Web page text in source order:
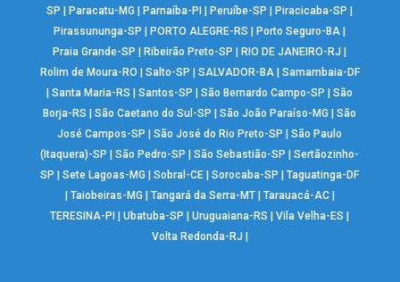
SP |Paracatu-MG |Parnaíba-PI |Peruíbe-SP |Piracicaba-SP |
Pirassununga-SP |PORTO ALEGRE-RS |Porto Seguro-BA |
Praia Grande-SP |Ribeirão Preto-SP |RIO DE JANEIRO-RJ |
Rolim de Moura-RO | Salto-SP | SALVADOR-BA| Samambaia-DF
|Santa Maria-RS |Santos-SP |São Bernardo Campo-SP |São
Borja-RS |São Caetano do Sul-SP |São João Paraíso-MG |São
José Campos-SP |São José do Rio Preto-SP |São Paulo
(Itaquera)-SP |São Pedro-SP |São Sebastião-SP |Sertãozinho-
SP |Sete Lagoas-MG |Sobral-CE |Sorocaba-SP |Taguatinga-DF
| Taiobeiras-MG | Tangará da Serra-MT| Tarauacá-AC|
TERESINA-PI |Ubatuba-SP |Uruguaiana-RS |Vila Velha-ES |
Volta Redonda-RJ |